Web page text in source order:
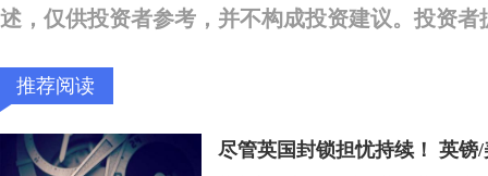
述，仅供投资者参考，并不构成投资建议。投资
推荐阅读